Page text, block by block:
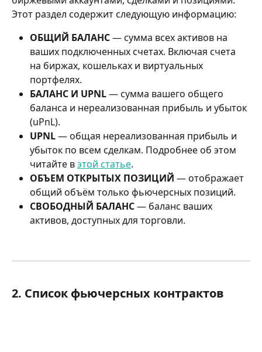
Этот раздел содержит следующую информацию:
ОБЩИЙ БАЛАНС — сумма всех активов на
ваших подключенных счетах. Включая счета
на биржах, кошельках и виртуальных
портфелях.
БАЛАНС И UPNL — сумма вашего общего
баланса и нереализованная прибыль и убыток
(uPnL).
UPNL — общая нереализованная прибыль и
убыток по всем сделкам. Подробнее об этом
читайте в этой статье.
ОБЪЕМ ОТКРЫТЫХ ПОЗИЦИЙ — отображает
общий объём только фьючерсных позиций.
СВОБОДНЫЙ БАЛАНС — баланс ваших
активов, доступных для торговли.
2. Список фьючерсных контрактов